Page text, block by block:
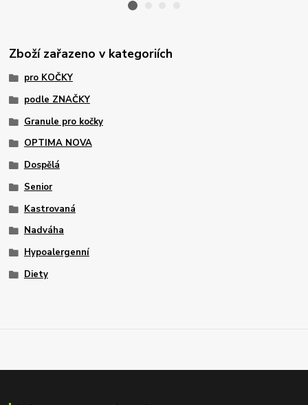
Zboží zařazeno v kategoriích
pro KOČKY
podle ZNAČKY
Granule pro kočky
OPTIMA NOVA
Dospělá
Senior
Kastrovaná
Nadváha
Hypoalergenní
Diety